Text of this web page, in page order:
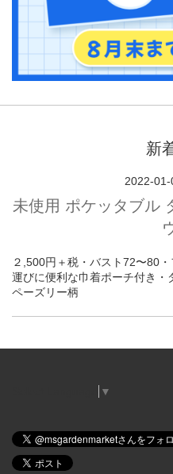
新
2022-
未使用 ポケッタブル
２,500円＋税・バスト72〜80
運びに便利な巾着ポーチ付き
ペーズリー柄
▼